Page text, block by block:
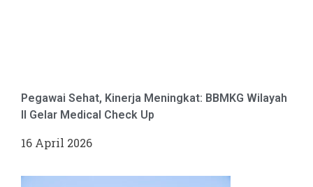
Pegawai Sehat, Kinerja Meningkat: BBMKG Wilayah
II Gelar Medical Check Up
16 April 2026